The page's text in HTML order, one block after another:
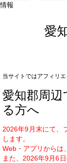
情報
愛
当サイトではアフィリ
愛知郡周
る方へ
2026年9月末にて、
します。
Web・アプリからは
また、2026年9月6